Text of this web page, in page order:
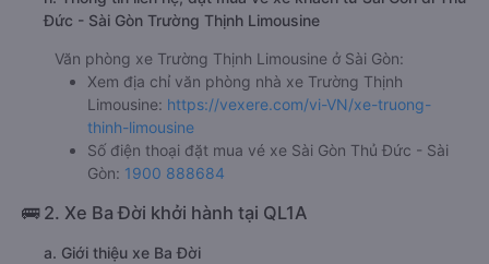
Đức - Sài Gòn Trường Thịnh Limousine
Văn phòng xe Trường Thịnh Limousine ở Sài Gòn:
Xem địa chỉ văn phòng nhà xe Trường Thịnh
Limousine: https://vexere.com/vi-VN/xe-truong-
thinh-limousine
Số điện thoại đặt mua vé xe Sài Gòn Thủ Đức - Sài
Gòn: 1900 888684
🚌 2. Xe Ba Đời khởi hành tại QL1A
a. Giới thiệu xe Ba Đời